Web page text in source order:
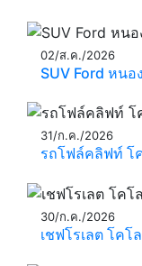
02/ส.ค./2026
SUV Ford หน
31/ก.ค./2026
รถโฟล์คลิฟท์
30/ก.ค./2026
เชฟโรเลต โค